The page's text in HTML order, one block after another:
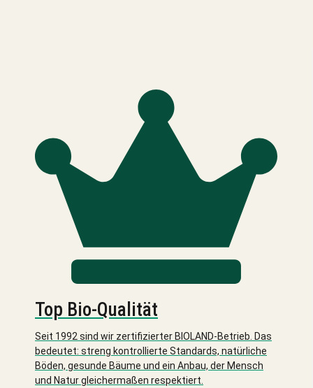
Top Bio-Qualität
Seit 1992 sind wir zertifizierter BIOLAND-Betrieb. Das
bedeutet: streng kontrollierte Standards, natürliche
Böden, gesunde Bäume und ein Anbau, der Mensch
und Natur gleichermaßen respektiert.